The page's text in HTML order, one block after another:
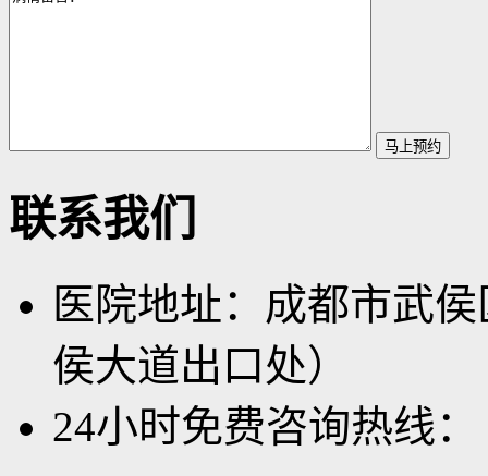
联系我们
医院地址：成都市武
侯大道出口处）
24小时免费咨询热线：